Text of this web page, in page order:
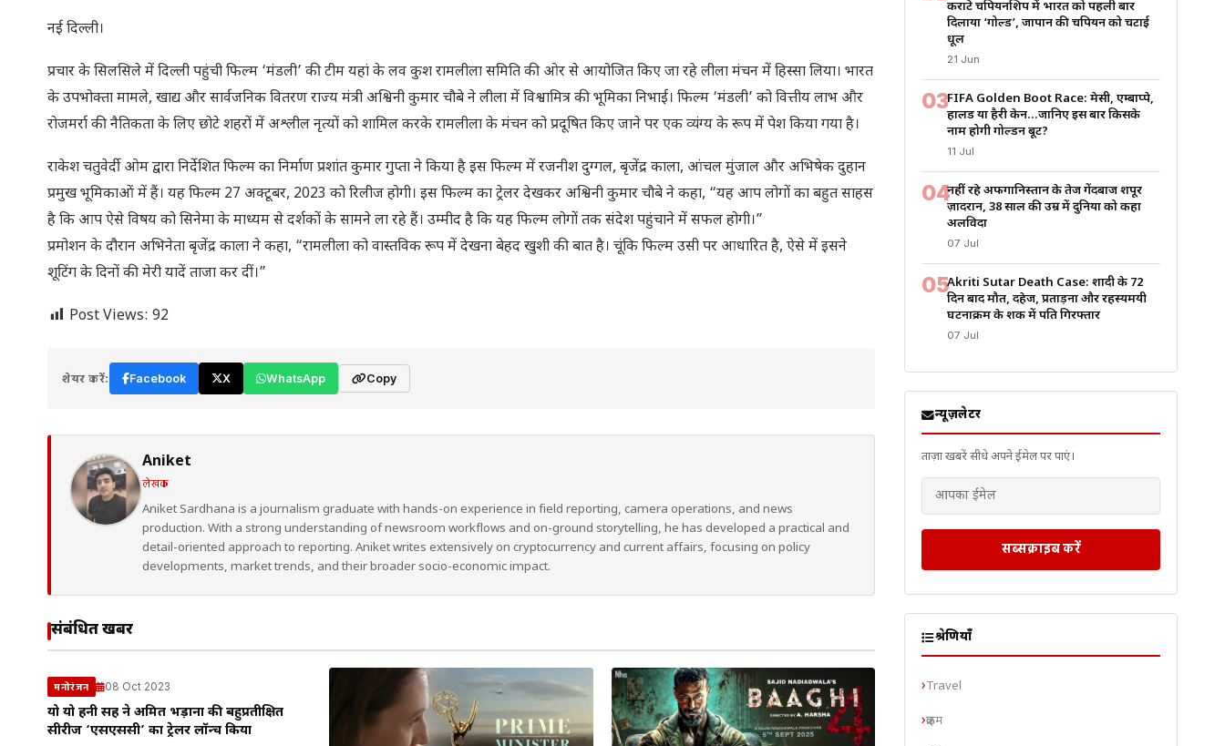
नई दिल्ली।
प्रचार के सिलसिले में दिल्ली पहुंची फिल्म ‘मंडली’ की टीम यहां के लव कुश रामलीला समिति की ओर से आयोजित किए जा रहे लीला मंचन में हिस्सा लिया। भारत
के उपभोक्ता मामले, खाद्य और सार्वजनिक वितरण राज्य मंत्री अश्विनी कुमार चौबे ने लीला में विश्वामित्र की भूमिका निभाई। फिल्म ‘मंडली’ को वित्तीय लाभ और
रोजमर्रा की नैतिकता के लिए छोटे शहरों में अश्लील नृत्यों को शामिल करके रामलीला के मंचन को प्रदूषित किए जाने पर एक व्यंग्य के रूप में पेश किया गया है।
राकेश चतुवेर्दी ओम द्वारा निर्देशित फिल्म का निर्माण प्रशांत कुमार गुप्ता ने किया है इस फिल्म में रजनीश दुग्गल, बृजेंद्र काला, आंचल मुंजाल और अभिषेक दुहान
प्रमुख भूमिकाओं में हैं। यह फिल्म 27 अक्टूबर, 2023 को रिलीज होगी। इस फिल्म का ट्रेलर देखकर अश्विनी कुमार चौबे ने कहा, “यह आप लोगों का बहुत साहस
है कि आप ऐसे विषय को सिनेमा के माध्यम से दर्शकों के सामने ला रहे हैं। उम्मीद है कि यह फिल्म लोगों तक संदेश पहुंचाने में सफल होगी।”
प्रमोशन के दौरान अभिनेता बृजेंद्र काला ने कहा, “रामलीला को वास्तविक रूप में देखना बेहद खुशी की बात है। चूंकि फिल्म उसी पर आधारित है, ऐसे में इसने
शूटिंग के दिनों की मेरी यादें ताजा कर दीं।”
Post Views: 92
शेयर करें: Facebook X WhatsApp Copy
Aniket
लेखक
Aniket Sardhana is a journalism graduate with hands-on experience in field reporting, camera operations, and news
production. With a strong understanding of newsroom workflows and on-ground storytelling, he has developed a practical and
detail-oriented approach to reporting. Aniket writes extensively on cryptocurrency and current affairs, focusing on policy
developments, market trends, and their broader socio-economic impact.
संबंधित खबरें
मनोरंजन 08 Oct 2023
यो यो हनी सिंह ने अमित भड़ाना की बहुप्रतीक्षित
सीरीज ‘एसएससी’ का ट्रेलर लॉन्च किया
कराटे चैंपियनशिप में भारत को पहली बार
दिलाया ‘गोल्ड’, जापान की चैंपियन को चटाई
धूल
21 Jun
03FIFA Golden Boot Race: मेसी, एम्बाप्पे,
हालैंड या हैरी केन…जानिए इस बार किसके
नाम होगी गोल्डन बूट?
11 Jul
04नहीं रहे अफगानिस्तान के तेज गेंदबाज शपूर
ज़ादरान, 38 साल की उम्र में दुनिया को कहा
अलविदा
07 Jul
05Akriti Sutar Death Case: शादी के 72
दिन बाद मौत, दहेज, प्रताड़ना और रहस्यमयी
घटनाक्रम के शक में पति गिरफ्तार
07 Jul
न्यूज़लेटर
ताज़ा खबरें सीधे अपने ईमेल पर पाएं।
सब्सक्राइब करें
श्रेणियाँ
Travel
क्राइम